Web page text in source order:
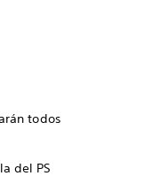
todos
del PS